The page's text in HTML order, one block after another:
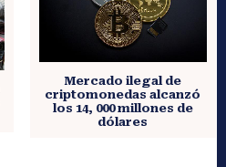
Mercado ilegal de
criptomonedas alcanzó
los 14, 000 millones de
dólares